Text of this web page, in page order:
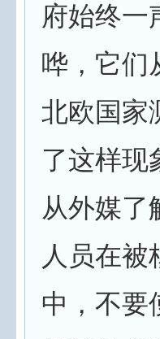
府始终一
哗，它们
北欧国家
了这样现
从外媒了
人员在
中，不要